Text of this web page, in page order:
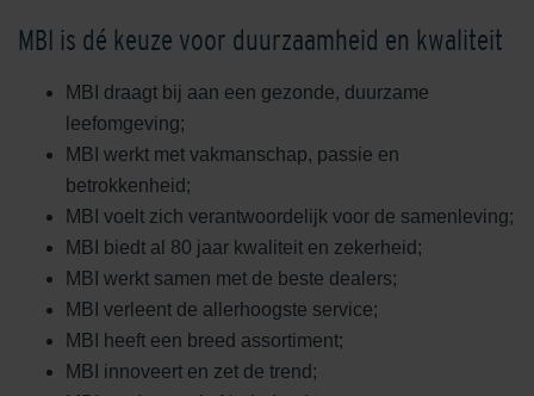
MBI is dé keuze voor duurzaamheid en kwaliteit
MBI draagt bij aan een gezonde, duurzame
leefomgeving;
MBI werkt met vakmanschap, passie en
betrokkenheid;
MBI voelt zich verantwoordelijk voor de samenleving;
MBI biedt al 80 jaar kwaliteit en zekerheid;
MBI werkt samen met de beste dealers;
MBI verleent de allerhoogste service;
MBI heeft een breed assortiment;
MBI innoveert en zet de trend;